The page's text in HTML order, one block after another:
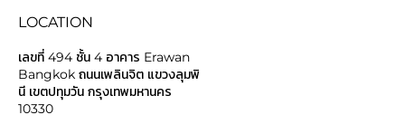
LOCATION
เลขที่ 494 ชั้น 4 อาคาร Erawan
Bangkok ถนนเพลินจิต แขวงลุมพิ
นี เขตปทุมวัน กรุงเทพมหานคร
10330